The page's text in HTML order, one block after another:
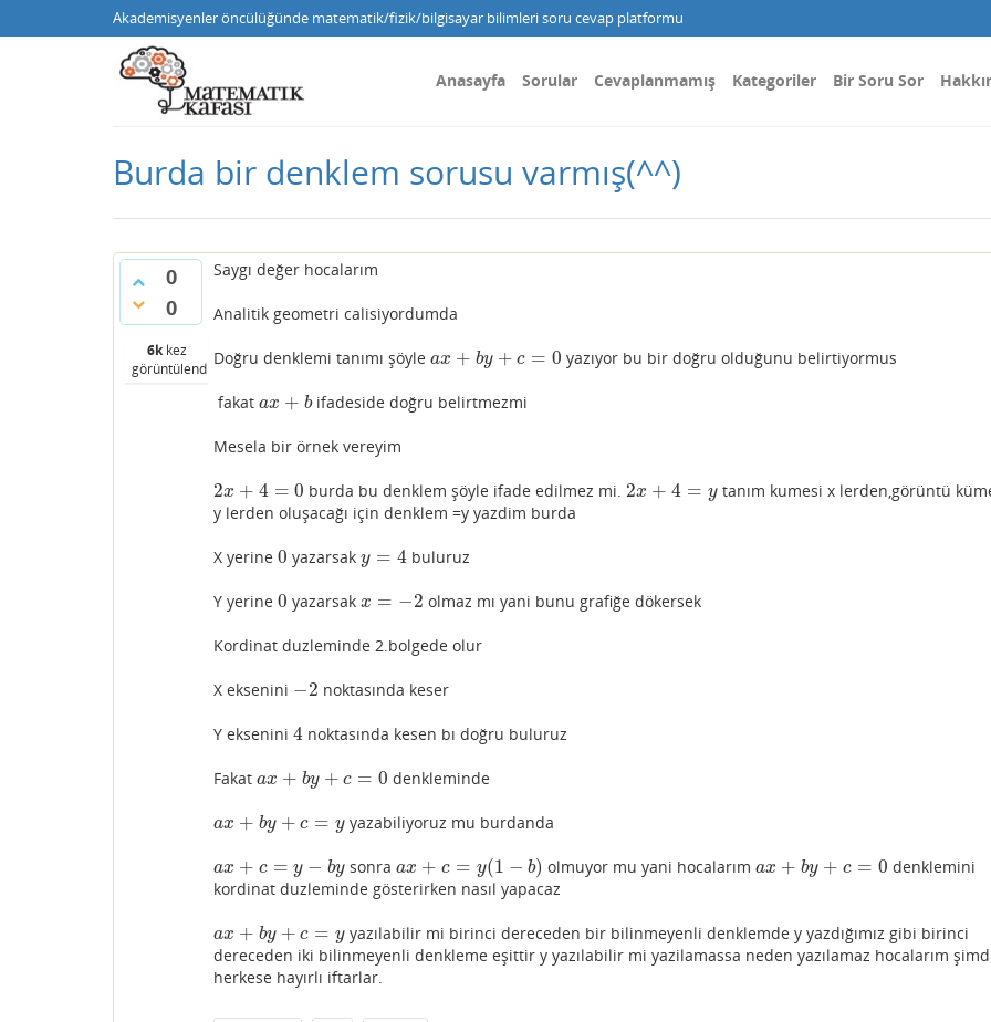
Akademisyenler öncülüğünde matematik/fizik/bilgisayar bilimleri soru cevap platformu
Anasayfa Sorular Cevaplanmamış Kategoriler Bir Soru Sor
Burda bir denklem sorusu varmış(^^)
0
0
6kkez
görüntülendi
Saygı değer hocalarım
Analitik geometri calisiyordumda
Doğru denklemi tanımı şöyle ax + by + c = 0
ax+ by +c= 0 yazıyor bu bir doğru olduğunu belirtiyormus
fakat ax + b
ax+ b ifadeside doğru belirtmezmi
Mesela bir örnek vereyim
2x + 4 = 0
2x+ 4= 0 burda bu denklem şöyle ifade edilmez mi. 2x + 4 = y
2x+ 4= y
tanım kumesi x lerden,görüntü
y lerden oluşacağı için denklem =y yazdim burda
X yerine 0
0 yazarsak y = 4
y= 4 buluruz
Y yerine 0
0 yazarsak x = −2
x= −2 olmaz mı yani bunu grafiğe dökersek
Kordinat duzleminde 2.bolgede olur
X eksenini −2
−2 noktasında keser
Y eksenini 4
4noktasında kesen bı doğru buluruz
Fakat ax + by + c = 0
ax+ by +c= 0 denkleminde
ax + by + c = y
ax+ by +c= y yazabiliyoruz mu burdanda
ax + c = y − by
ax+ c= y− by sonraax + c = y(1 − b)
ax+ c= y( 1−b) olmuyor mu yani hocalarımax + by + c = 0
ax+ by +c=0
denklemini
kordinat duzleminde gösterirken nasıl yapacaz
ax + by + c = y
ax+ by +c= y
yazılabilir mi birinci dereceden bir bilinmeyenli denklemde y yazdığımız gibi birinci
dereceden iki bilinmeyenli denkleme eşittir y yazılabilir mi yazilamassa neden yazılamaz hocalarım
herkese hayırlı iftarlar.